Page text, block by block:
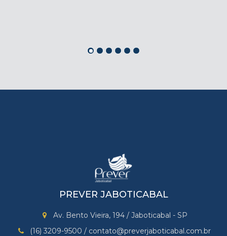
PREVER JABOTICABAL
Av. Bento Vieira, 194 / Jaboticabal - SP
(16) 3209-9500 / contato@preverjaboticabal.com.br